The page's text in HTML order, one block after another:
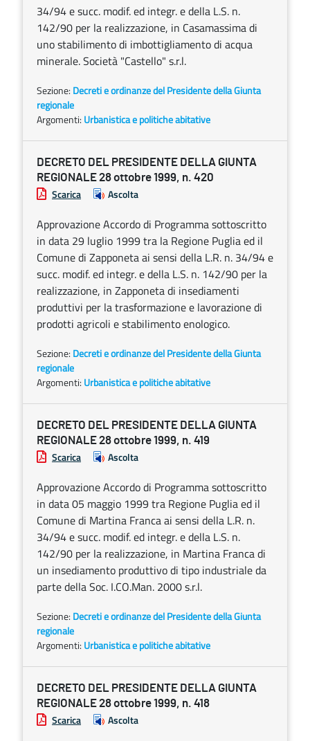
34/94 e succ. modif. ed integr. e della L.S. n.
142/90 per la realizzazione, in Casamassima di
uno stabilimento di imbottigliamento di acqua
minerale. Società "Castello" s.r.l.
Sezione: Decreti e ordinanze del Presidente della Giunta
regionale
Argomenti: Urbanistica e politiche abitative
DECRETO DEL PRESIDENTE DELLA GIUNTA
REGIONALE 28 ottobre 1999, n. 420
Scarica Ascolta
Approvazione Accordo di Programma sottoscritto
in data 29 luglio 1999 tra la Regione Puglia ed il
Comune di Zapponeta ai sensi della L.R. n. 34/94 e
succ. modif. ed integr. e della L.S. n. 142/90 per la
realizzazione, in Zapponeta di insediamenti
produttivi per la trasformazione e lavorazione di
prodotti agricoli e stabilimento enologico.
Sezione: Decreti e ordinanze del Presidente della Giunta
regionale
Argomenti: Urbanistica e politiche abitative
DECRETO DEL PRESIDENTE DELLA GIUNTA
REGIONALE 28 ottobre 1999, n. 419
Scarica Ascolta
Approvazione Accordo di Programma sottoscritto
in data 05 maggio 1999 tra Regione Puglia ed il
Comune di Martina Franca ai sensi della L.R. n.
34/94 e succ. modif. ed integr. e della L.S. n.
142/90 per la realizzazione, in Martina Franca di
un insediamento produttivo di tipo industriale da
parte della Soc. I.CO.Man. 2000 s.r.l.
Sezione: Decreti e ordinanze del Presidente della Giunta
regionale
Argomenti: Urbanistica e politiche abitative
DECRETO DEL PRESIDENTE DELLA GIUNTA
REGIONALE 28 ottobre 1999, n. 418
Scarica Ascolta